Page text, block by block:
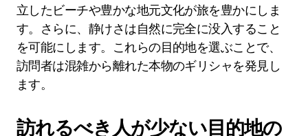
立したビーチや豊かな地元文化が旅を豊かにしま
す。さらに、静けさは自然に完全に没入すること
を可能にします。これらの目的地を選ぶことで、
訪問者は混雑から離れた本物のギリシャを発見し
ます。
訪れるべき人が少ない目的地の